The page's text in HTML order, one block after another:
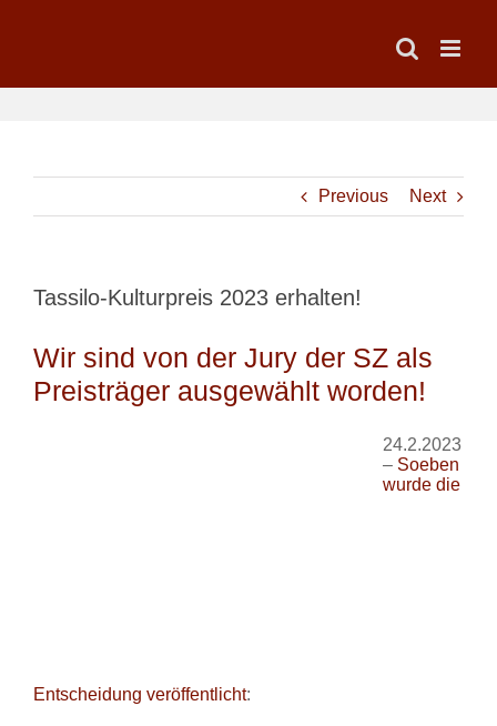
Previous Next
Tassilo-Kulturpreis 2023 erhalten!
Wir sind von der Jury der SZ als
Preisträger ausgewählt worden!
24.2.2023
– Soeben
wurde die
Entscheidung veröffentlicht: